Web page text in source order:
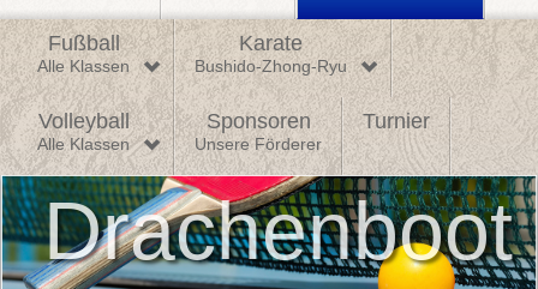
Fußball
Alle Klassen
Karate
Bushido-Zhong-Ryu
Volleyball
Alle Klassen
Sponsoren
Unsere Förderer
Turnier
Drachenboot